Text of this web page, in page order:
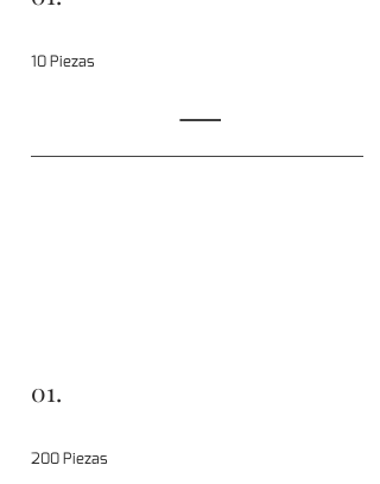
10 Piezas
01.
200 Piezas